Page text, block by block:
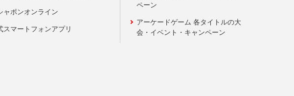
ャポンオンライン
スマートフォンアプリ
ペーン
アーケードゲーム 各タイトルの大
会・イベント・キャンペーン